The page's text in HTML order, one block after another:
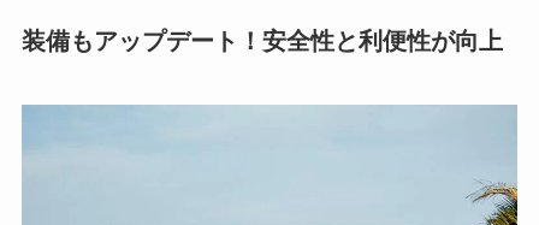
装備もアップデート！安全性と利便性が向上